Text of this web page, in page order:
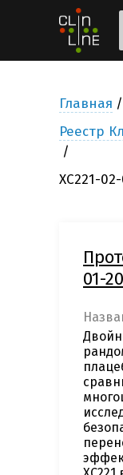
Главная
Реестр
ХС221-
01-